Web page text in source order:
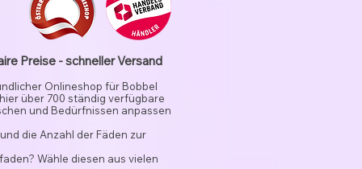
Preise - schneller Versand
Onlineshop für Bobbel
über 700 ständig verfügbare
und Bedürfnissen anpassen
die Anzahl der Fäden zur
Wähle diesen aus vielen